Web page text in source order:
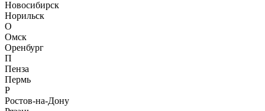
Новосибирск
Норильск
О
Омск
Оренбург
П
Пенза
Пермь
Р
Ростов-на-Дону